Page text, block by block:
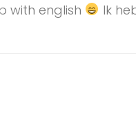
with english
Ik